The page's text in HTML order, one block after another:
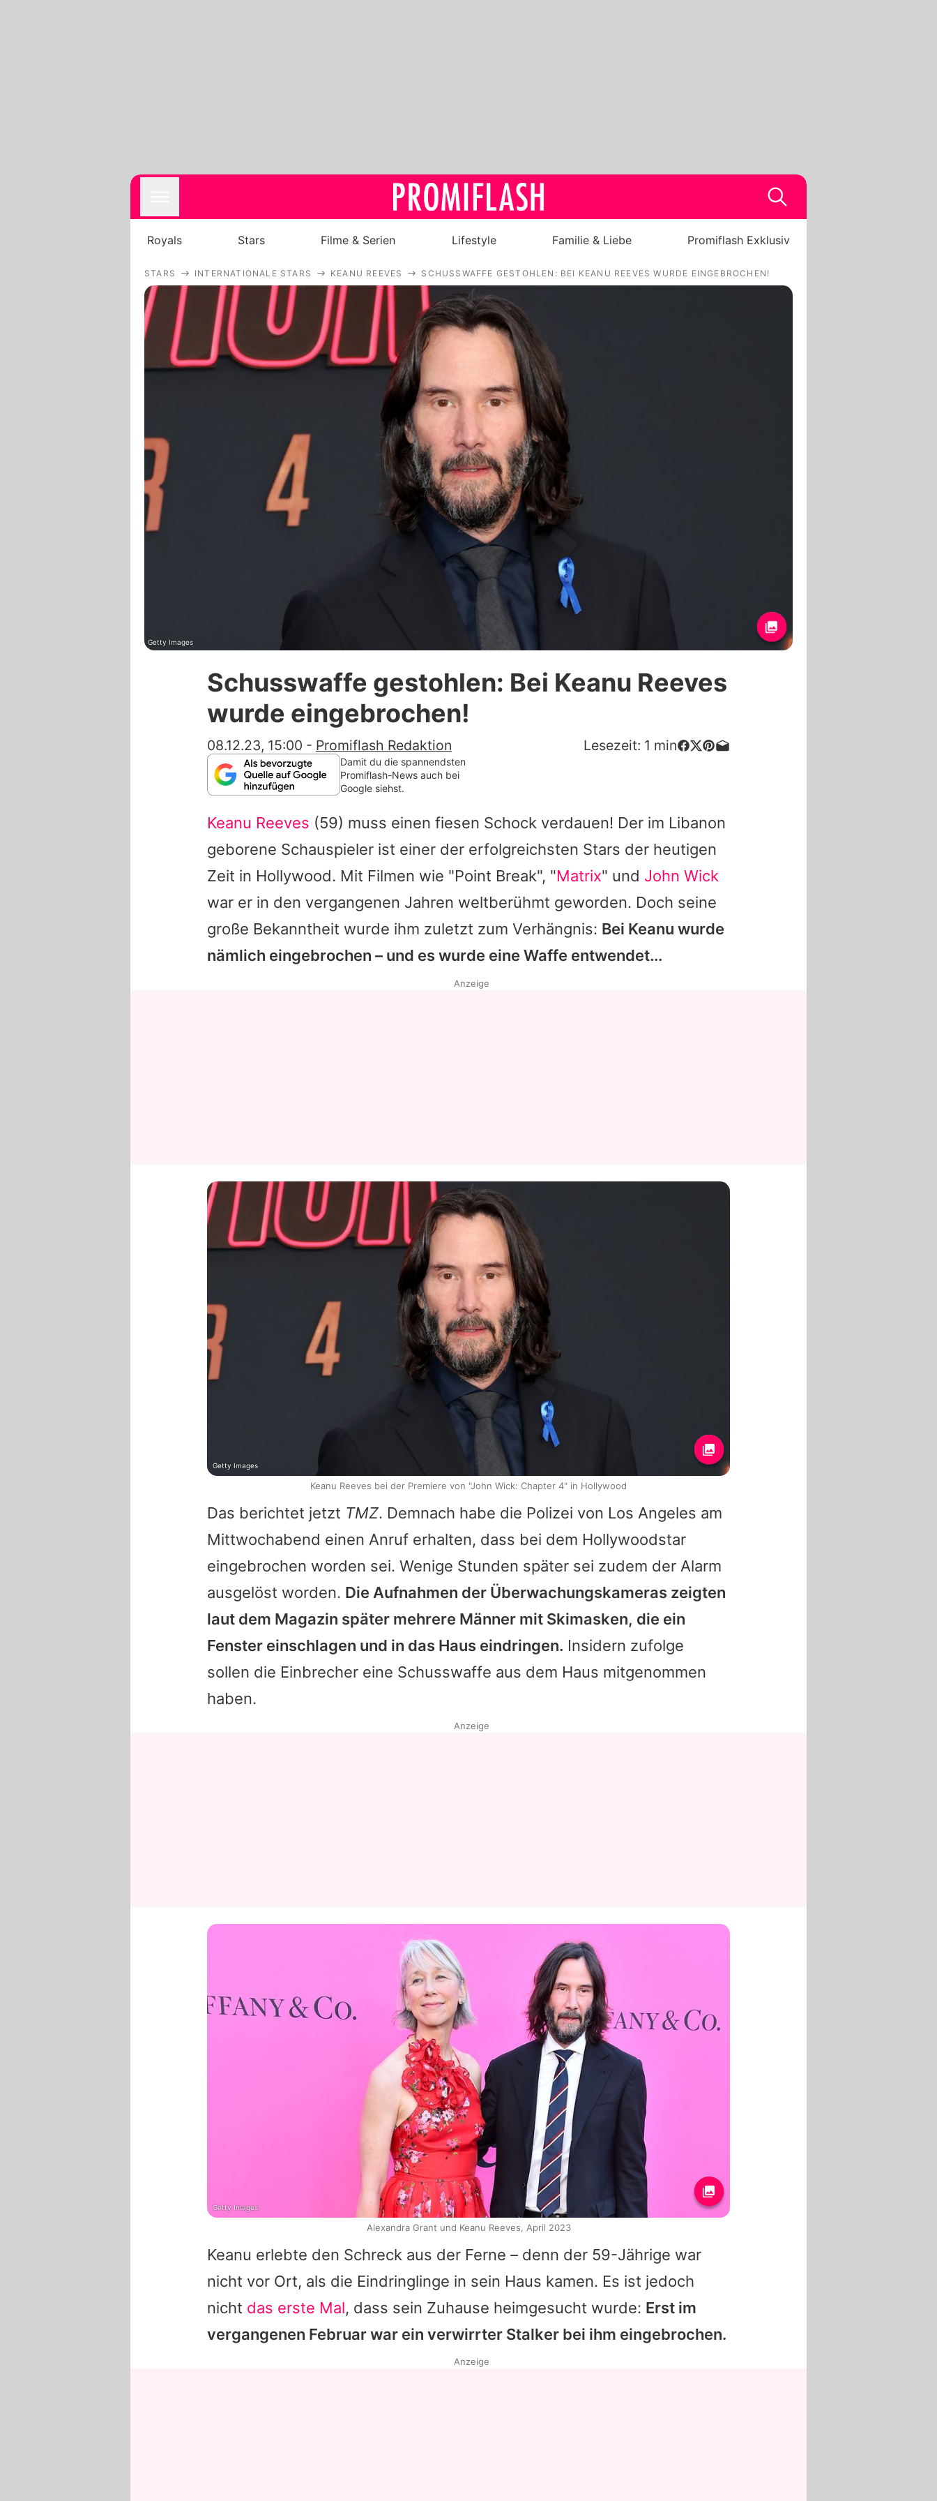
Royals
Stars
Filme & Serien
Familie & Liebe
Promiflash Exklusiv
Alle Themen auf Promiflash
Jobs
App runterladen
Team
Redaktionelle Richtlinien
Impressum
Datenschutzerklärung
Nutzungsbedingungen
Utiq verwalten
Royals Stars Filme & Serien Lifestyle Familie & Liebe Promiflash Exklusiv
STARS INTERNATIONALE STARS KEANU REEVES SCHUSSWAFFE GESTOHLEN: BEI KEANU REEVES WURDE EINGEBROCHEN!
Getty Images
Schusswaffe gestohlen: Bei Keanu Reeves
wurde eingebrochen!
08.12.23, 15:00 - Promiflash Redaktion Lesezeit: 1 min
Damit du die spannendsten
Promiflash-News auch bei
Google siehst.
Keanu Reeves (59) muss einen fiesen Schock verdauen! Der im Libanon
geborene Schauspieler ist einer der erfolgreichsten Stars der heutigen
Zeit in Hollywood. Mit Filmen wie "Point Break", "Matrix" und John Wick
war er in den vergangenen Jahren weltberühmt geworden. Doch seine
große Bekanntheit wurde ihm zuletzt zum Verhängnis: Bei Keanu wurde
nämlich eingebrochen – und es wurde eine Waffe entwendet...
Das berichtet jetzt TMZ. Demnach habe die Polizei von Los Angeles am
Mittwochabend einen Anruf erhalten, dass bei dem Hollywoodstar
eingebrochen worden sei. Wenige Stunden später sei zudem der Alarm
ausgelöst worden. Die Aufnahmen der Überwachungskameras zeigten
laut dem Magazin später mehrere Männer mit Skimasken, die ein
Fenster einschlagen und in das Haus eindringen. Insidern zufolge
sollen die Einbrecher eine Schusswaffe aus dem Haus mitgenommen
haben.
Keanu erlebte den Schreck aus der Ferne – denn der 59-Jährige war
nicht vor Ort, als die Eindringlinge in sein Haus kamen. Es ist jedoch
nicht das erste Mal, dass sein Zuhause heimgesucht wurde: Erst im
vergangenen Februar war ein verwirrter Stalker bei ihm eingebrochen.
Anzeige
Getty Images
Keanu Reeves bei der Premiere von "John Wick: Chapter 4" in Hollywood
Anzeige
Getty Images
Alexandra Grant und Keanu Reeves, April 2023
Anzeige